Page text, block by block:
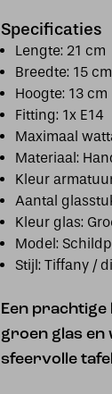
Specificaties
Lengte: 21 cm
Breedte: 15 cm
Hoogte: 13 cm
Fitting: 1x E14
Maximaal
Materiaal:
Kleur
Aantal
Kleur glas:
Model:
Stijl: Tiffany /
Een prachtige
groen glas en
sfeervolle